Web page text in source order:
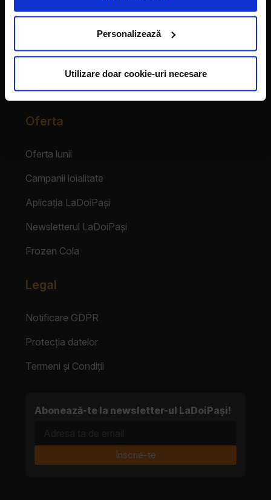
Personalizează
Utilizare doar cookie-uri necesare
Franciza LaDoiPași
Login Partener
Oferta
Oferta lunii
Campanii loialitate
Aplicația LaDoiPași
Newsletterul LaDoiPași
Frozen Cola
Legal
Notificare GDPR
Protecția datelor
Termeni și Condiții
Abonează-te la newsletter-ul LaDoiPași!
Înscrie-te